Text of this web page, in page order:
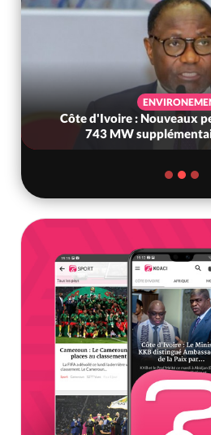
Côte d'Ivoire : Nouveaux
743 MW